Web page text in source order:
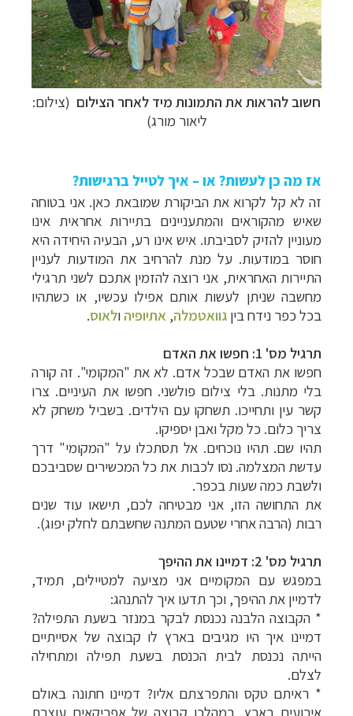
חשוב להראות את התמונות מיד לאחר הצילום (צילום:
ליאור מורג)
אז מה כן לעשות? או – איך לטייל ברגישות?
זה לא קל לקרוא את הביקורת שמובאת כאן. אני בטוחה
שאיש מהקוראים והמתעניינים בתיירות אחראית אינו
מעוניין להזיק לסביבתו. איש אינו רע, הבעיה היחידה היא
חוסר במודעות. על מנת להרחיב את המודעות לעניין
התיירות האחראית, אני רוצה להזמין אתכם לשני תרגילי
מחשבה שניתן לעשות אותם אפילו עכשיו, או כשתהיו
בכל כפר נידח בין גוואטמלה, אתיופיה ולאוס.
תרגיל מס' 1: חפשו את האדם
חפשו את האדם שבכל אדם. לא את "המקומי". זה קורה
בלי מתנות. בלי צילום פולשני. חפשו את העיניים. צרו
קשר עין ותחייכו. תשחקו עם הילדים. בשביל משחק לא
צריך כלום. כל מקל ואבן יספיקו.
תהיו שם. תהיו נוכחים. אל תסתכלו על "המקומי" דרך
עדשת המצלמה. נסו לכבות את כל המכשירים שסביבכם
ולשבת כמה שעות בכפר.
את התחושה הזו, אני מבטיחה לכם, תישאו עוד שנים
רבות (הרבה אחרי שטעם המתנה שחשבתם לחלק יפוג).
תרגיל מס' 2: דמיינו את ההיפך
במפגש עם המקומיים אני מציעה למטיילים, תמיד,
לדמיין את ההיפך, וכך תדעו איך להתנהג:
* הקבוצה הלבנה נכנסת לבקר במנזר בשעת התפילה?
דמיינו איך היו מגיבים בארץ לו קבוצה של אסייתיים
הייתה נכנסת לבית הכנסת בשעת תפילה ומתחילה
לצלם.
* ראיתם טקס והתפרצתם אליו? דמיינו חתונה באולם
מסלולים מוכנים ב-11 יעדים
לחצו למידע נוסף »
מערכת ניווט חכמה וליווי לאורך כל הדרך– לחצו
להסבר על השירות »